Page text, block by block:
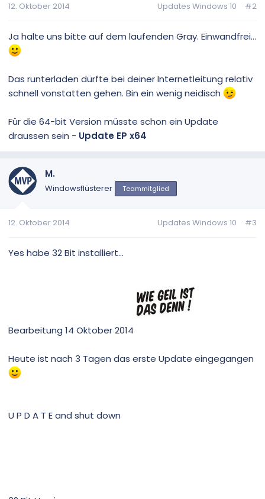
12. Oktober 2014 Updates Windows 10 #2
Ja halte uns bitte auf dem laufenden Gray. Einwandfrei...
Das runterladen dürfte bei deiner Internetleitung relativ
schnell vonstatten gehen. Bin ein wenig neidisch
Für die 64-bit Version müsste schon ein Update
draussen sein - Update EP x64
M.
Windowsflüsterer Teammitglied
12. Oktober 2014 Updates Windows 10 #3
Yes habe 32 Bit installiert...
Bearbeitung 14 Oktober 2014
Heute ist nach 3 Tagen das erste Update eingegangen
U P D A T E and shut down